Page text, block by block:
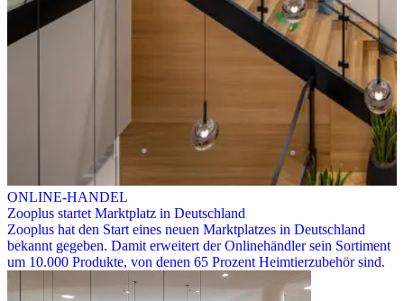
ONLINE-HANDEL
Zooplus startet Marktplatz in Deutschland
Zooplus hat den Start eines neuen Marktplatzes in Deutschland
bekannt gegeben. Damit erweitert der Onlinehändler sein Sortiment
um 10.000 Produkte, von denen 65 Prozent Heimtierzubehör sind.